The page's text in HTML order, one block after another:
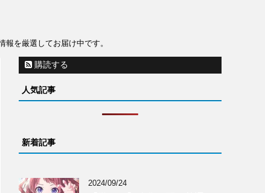
を厳選してお届け中です。
購読する
人気記事
新着記事
2024/09/24